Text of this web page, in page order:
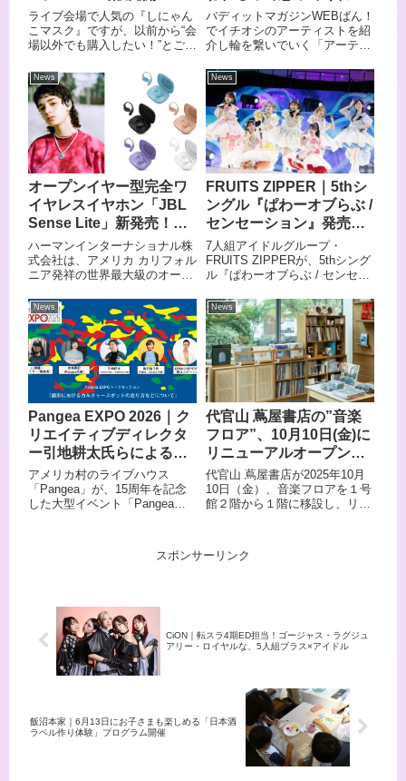
始！！風邪、花粉症対策
に
ライブ会場で人気の『しにゃん
こマスク』ですが、以前から“会
場以外でも購入したい！”とご要
にBASEでも販売開始いたしま
す！！
人がいるって信じて」
バディットマガジンWEBばん！
でイチオシのアーティストを紹
介し輪を繋いでいく「アーティ
さん！
News
オープンイヤー型完全ワ
イヤレスイヤホン「JBL
Sense Lite」新発売！こ
だわりの装着感、”ながら
聴き”に最適
ハーマンインターナショナル株
式会社は、アメリカ カリフォル
ニア発祥の世界最大級のオーデ
いてワイヤレススピーカー7年
連続販売台数No.1に輝く
「JBL」から、オープンイヤー
型完全ワイヤレスイヤホン
「JBL Sense Lite（センス ライ
ト）」を6月26日（木）より発
売する。
News
FRUITS ZIPPER｜5thシ
ングル『ぱわーオブらぶ /
センセーション』発売
初日ハーフミリオン突破
＆「センセーション」MV
公開
7人組アイドルグループ・
FRUITS ZIPPERが、5thシング
ル『ぱわーオブらぶ / センセー
ス。同作はBillboardの集計でグ
ループ初となる発売初日ハーフ
ミリオンを突破し、オリコンデ
イリーシングルランキングでも
1位を獲得した。楽器
News
Pangea EXPO 2026｜ク
リエイティブディレクタ
ー引地耕太氏らによる大
阪・アメ村で考えるトー
クセッション開催
アメリカ村のライブハウス
「Pangea」が、15周年を記念
した大型イベント「Pangea
する 音楽ライブに加え、周辺地
域で加速するホテル化・マンシ
博での活躍が記憶に新しいクリ
エイティブディレクター・引地
耕太氏ら有識者と共に、ライブ
ハウスがいま直面する問題や、
都市開発との向き合い方につい
て語り合います。楽器
News
代官山 蔦屋書店の”音楽
フロア”、10月10日(金)に
リニューアルオープン！
自宅のような空間で提供
される新たな音楽体験に
注目
代官山 蔦屋書店が2025年10月
10日（金）、音楽フロアを１号
館２階から１階に移設し、リニ
トに、自宅のような空間のなか
新たな音楽体験を提案してい
スポンサーリンク
CiON｜転スラ4期ED担当！ゴージャス・ラグジュ
アリー・ロイヤルな、5人組ブラス×アイドル
飯沼本家｜6月13日にお子さまも楽しめる「日本酒
ラベル作り体験」プログラム開催